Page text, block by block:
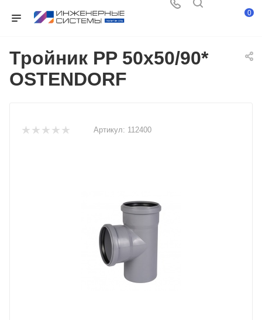
0
Тройник PP 50х50/90*
OSTENDORF
Артикул: 112400